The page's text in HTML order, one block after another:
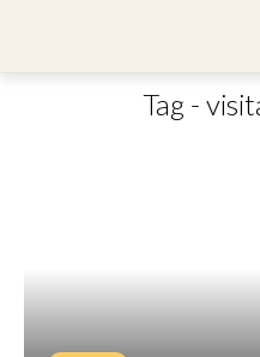
Tag -